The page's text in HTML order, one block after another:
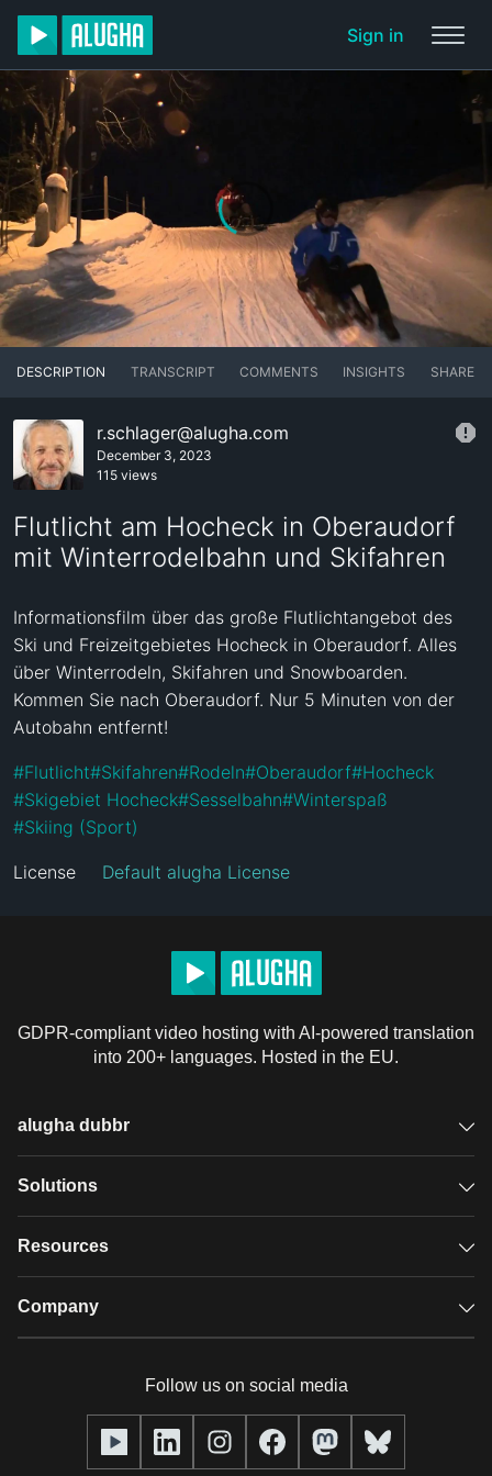
Sign in
DESCRIPTION TRANSCRIPT COMMENTS INSIGHTS SHARE
r.schlager@alugha.com
December 3, 2023
115 views
Flutlicht am Hocheck in Oberaudorf
mit Winterrodelbahn und Skifahren
Informationsfilm über das große Flutlichtangebot des
Ski und Freizeitgebietes Hocheck in Oberaudorf. Alles
über Winterrodeln, Skifahren und Snowboarden.
Kommen Sie nach Oberaudorf. Nur 5 Minuten von der
Autobahn entfernt!
#Flutlicht#Skifahren#Rodeln#Oberaudorf#Hocheck
#Skigebiet Hocheck#Sesselbahn#Winterspaß
#Skiing (Sport)
License Default alugha License
GDPR-compliant video hosting with AI-powered translation
into 200+ languages. Hosted in the EU.
alugha dubbr
Overview
Glossary
Solutions
GDPR video hosting
Resources
Case studies
alugha Academy
Company
Our team
Follow us on social media